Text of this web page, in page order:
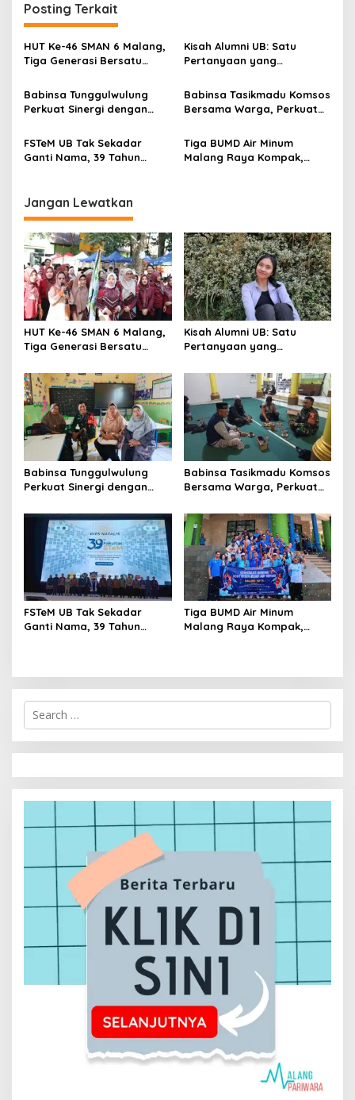
a
v
i
a
i
n
Posting Terkait
HUT Ke-46 SMAN 6 Malang,
Tiga Generasi Bersatu
Kebersamaan, ini Kata
Untari
Kisah Alumni UB: Satu
Pertanyaan yang
Babinsa Tunggulwulung
Perkuat Sinergi dengan
Aman dan Kondusif
Babinsa Tasikmadu Komsos
Bersama Warga, Perkuat
Kondusivitas Wilayah
FSTeM UB Tak Sekadar
Ganti Nama, 39 Tahun
Teknologi
Tiga BUMD Air Minum
Malang Raya Kompak,
Jangan Lewatkan
HUT Ke-46 SMAN 6 Malang,
Tiga Generasi Bersatu
Kebersamaan, ini Kata
Untari
Kisah Alumni UB: Satu
Pertanyaan yang
Babinsa Tunggulwulung
Perkuat Sinergi dengan
Aman dan Kondusif
Babinsa Tasikmadu Komsos
Bersama Warga, Perkuat
Kondusivitas Wilayah
FSTeM UB Tak Sekadar
Ganti Nama, 39 Tahun
Tiga BUMD Air Minum
Malang Raya Kompak,
S
r
h
f